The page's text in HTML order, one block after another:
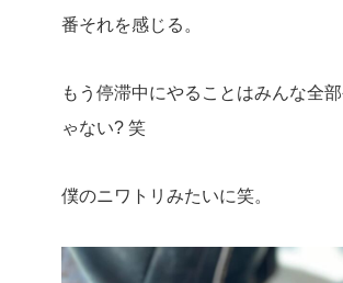
番それを感じる。
もう停滞中にやることはみんな全
ゃない? 笑
僕のニワトリみたいに笑。